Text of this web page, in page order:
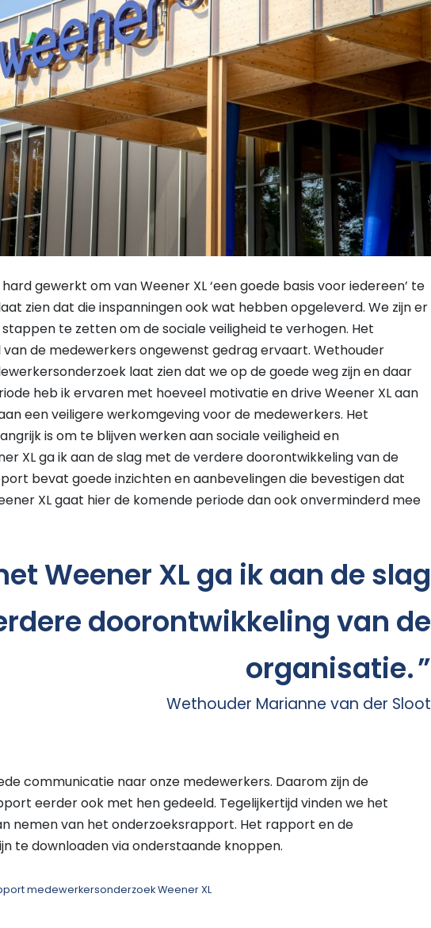
gewerkt om van Weener XL ‘een goede basis voor iedereen’ te
zien dat die inspanningen ook wat hebben opgeleverd. We zijn er
te zetten om de sociale veiligheid te verhogen. Het
de medewerkers ongewenst gedrag ervaart. Wethouder
laat zien dat we op de goede weg zijn en daar
heb ik ervaren met hoeveel motivatie en drive Weener XL aan
een veiligere werkomgeving voor de medewerkers. Het
is om te blijven werken aan sociale veiligheid en
XL ga ik aan de slag met de verdere doorontwikkeling van de
bevat goede inzichten en aanbevelingen die bevestigen dat
XL gaat hier de komende periode dan ook onverminderd mee
Weener XL ga ik aan de slag
doorontwikkeling van de
organisatie.
Wethouder Marianne van der Sloot
communicatie naar onze medewerkers. Daarom zijn de
eerder ook met hen gedeeld. Tegelijkertijd vinden we het
nemen van het onderzoeksrapport. Het rapport en de
te downloaden via onderstaande knoppen.
medewerkersonderzoek Weener XL